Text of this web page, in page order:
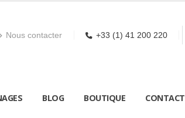
Nous contacter +33 (1) 41 200 220
BLOG BOUTIQUE CONTACT